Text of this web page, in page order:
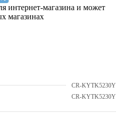
интернет-магазина и может
магазинах
CR-KYTK5230Y
CR-KYTK5230Y